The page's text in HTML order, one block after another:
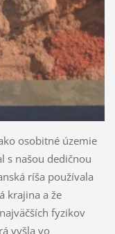
osobitné územie
s našou dedičnou
ríša používala
krajina a že
fyzikov
vyšla vo